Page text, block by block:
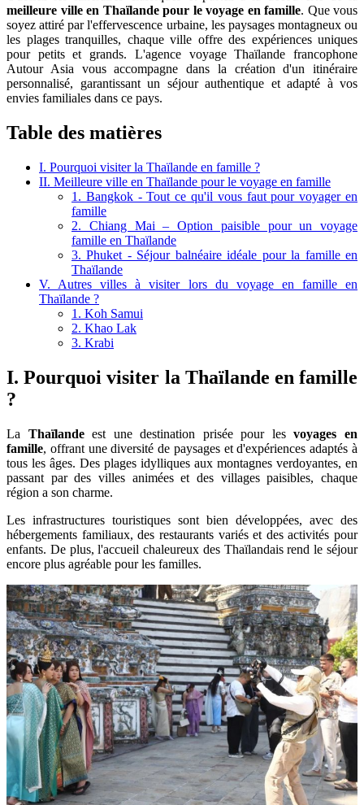
meilleure ville en Thaïlande pour le voyage en famille. Que vous
soyez attiré par l'effervescence urbaine, les paysages montagneux ou
les plages tranquilles, chaque ville offre des expériences uniques
pour petits et grands. L'agence voyage Thaïlande francophone
Autour Asia vous accompagne dans la création d'un itinéraire
personnalisé, garantissant un séjour authentique et adapté à vos
envies familiales dans ce pays.
Table des matières
I. Pourquoi visiter la Thaïlande en famille ?
II. Meilleure ville en Thaïlande pour le voyage en famille
1. Bangkok - Tout ce qu'il vous faut pour voyager en
famille
2. Chiang Mai – Option paisible pour un voyage
famille en Thaïlande
3. Phuket - Séjour balnéaire idéale pour la famille en
Thaïlande
V. Autres villes à visiter lors du voyage en famille en
Thaïlande ?
1. Koh Samui
2. Khao Lak
3. Krabi
I. Pourquoi visiter la Thaïlande en famille
?
La Thaïlandeest une destination prisée pour lesvoyages en
famille, offrant une diversité de paysages et d'expériences adaptés à
tous les âges. Des plages idylliques aux montagnes verdoyantes, en
passant par des villes animées et des villages paisibles, chaque
région a son charme.
Les infrastructures touristiques sont bien développées, avec des
hébergements familiaux, des restaurants variés et des activités pour
enfants. De plus, l'accueil chaleureux des Thaïlandais rend le séjour
encore plus agréable pour les familles.